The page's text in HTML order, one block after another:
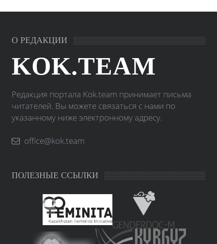
О РЕДАКЦИИ
KOK.TEAM
Редакция портала Kok.team принимает письма
читателей. Вы можете связаться с нами по
указанному ниже электронному адресу.
office@kok.team
ПОЛЕЗНЫЕ ССЫЛКИ